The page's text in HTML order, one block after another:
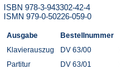
ISBN 978-3-943302-42-4
ISMN 979-0-50226-059-0
Ausgabe Bestellnummer
Klavierauszug
DV 63/00
Partitur
DV 63/01